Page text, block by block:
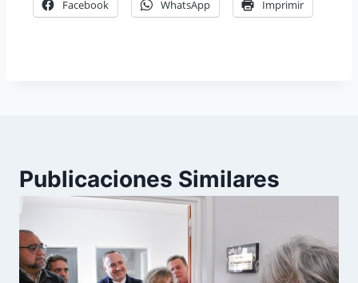
Facebook WhatsApp Imprimir
Publicaciones Similares